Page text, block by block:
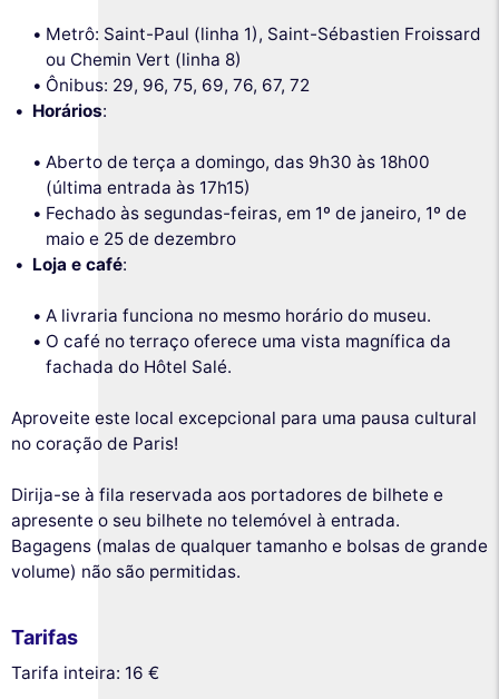
Metrô: Saint-Paul (linha 1), Saint-Sébastien Froissard
ou Chemin Vert (linha 8)
Ônibus: 29, 96, 75, 69, 76, 67, 72
Horários:
Aberto de terça a domingo, das 9h30 às 18h00
(última entrada às 17h15)
Fechado às segundas-feiras, em 1º de janeiro, 1º de
maio e 25 de dezembro
Loja e café:
A livraria funciona no mesmo horário do museu.
O café no terraço oferece uma vista magnífica da
fachada do Hôtel Salé.
Aproveite este local excepcional para uma pausa cultural
no coração de Paris!
Dirija-se à fila reservada aos portadores de bilhete e
apresente o seu bilhete no telemóvel à entrada.
Bagagens (malas de qualquer tamanho e bolsas de grande
volume) não são permitidas.
Tarifas
Tarifa inteira: 16 €